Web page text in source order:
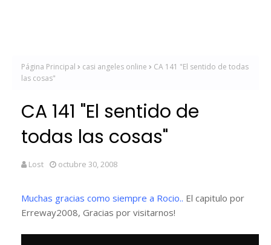
Página Principal casi angeles online
CA 141 "El sentido de todas
las cosas"
CA 141 "El sentido de
todas las cosas"
Lost octubre 30, 2008
Muchas gracias como siempre a Rocio.. El capitulo por
Erreway2008, Gracias por visitarnos!